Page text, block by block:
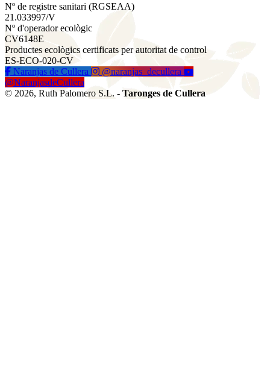
Nº de registre sanitari (RGSEAA)
21.033997/V
Nº d'operador ecològic
CV6148E
Productes ecològics certificats per autoritat de control
ES-ECO-020-CV
Naranjas de Cullera
@naranjas_decullera
@NaranjasdeCullera
© 2026, Ruth Palomero S.L. - Taronges de Cullera